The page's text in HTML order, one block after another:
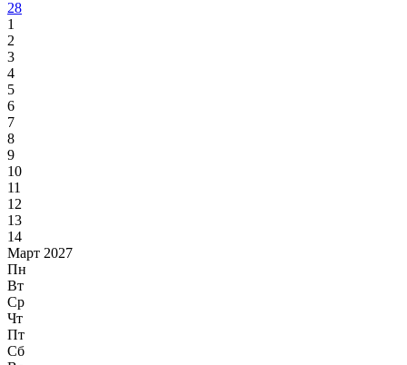
28
1
2
3
4
5
6
7
8
9
10
11
12
13
14
Март 2027
Пн
Вт
Ср
Чт
Пт
Сб